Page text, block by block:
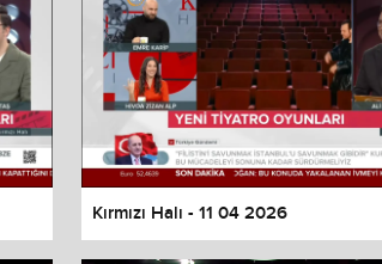
Kırmızı Halı - 11 04 2026